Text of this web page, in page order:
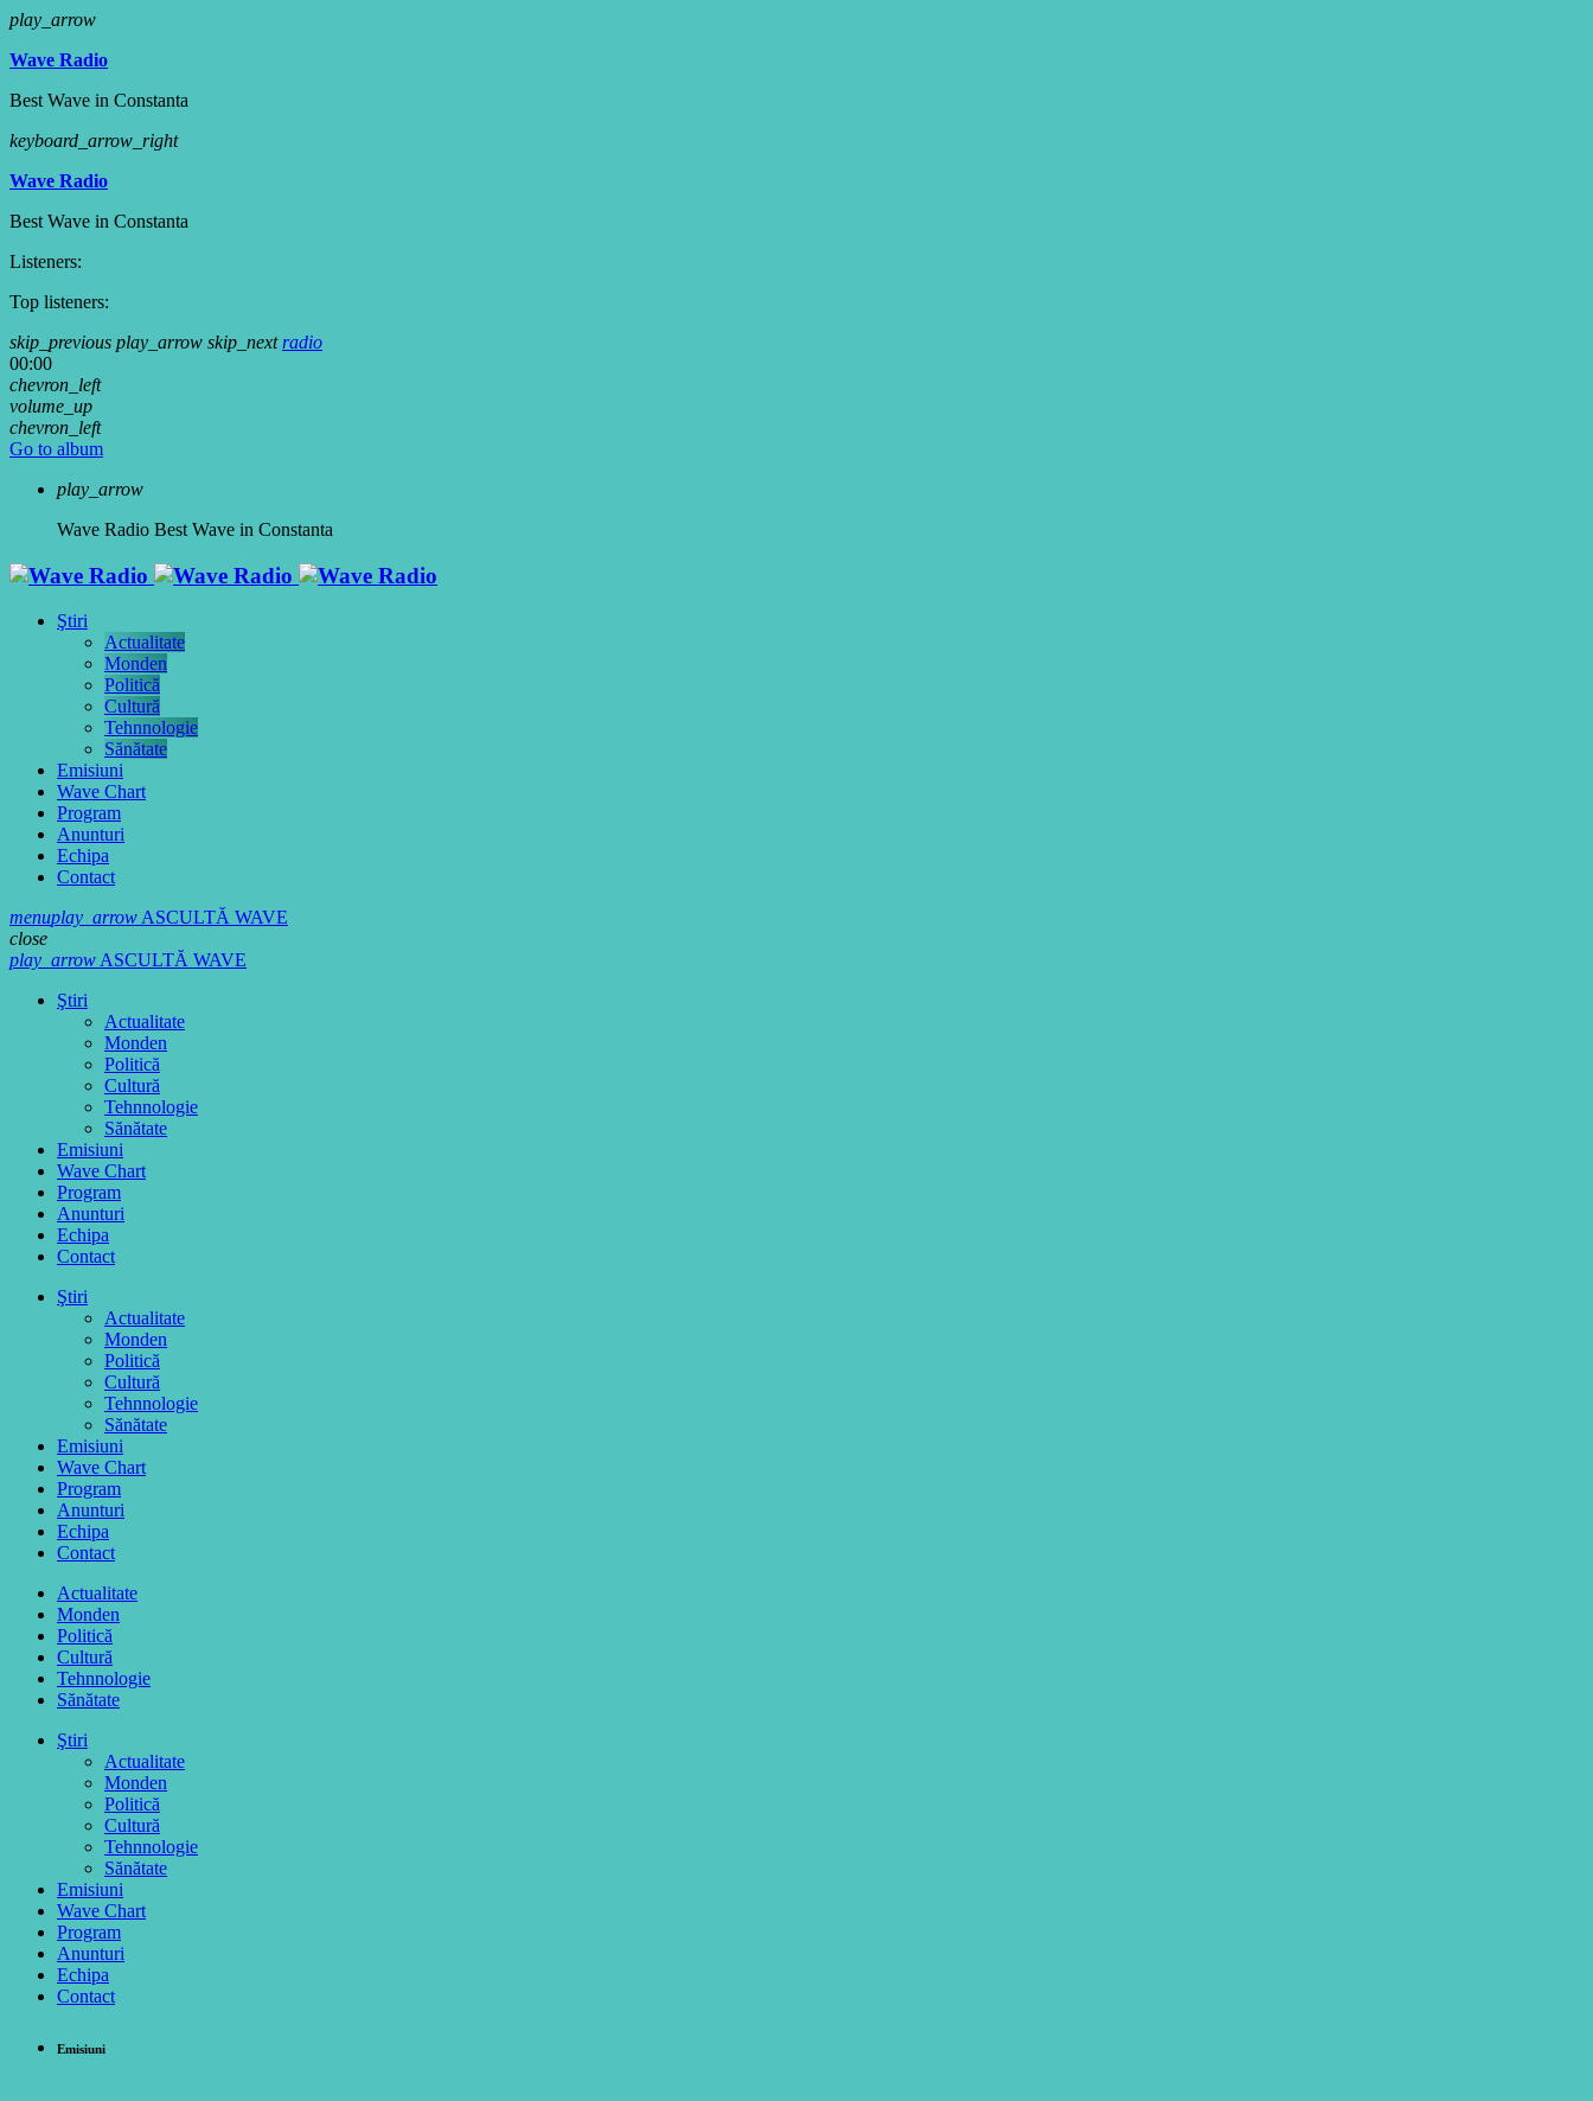
play_arrow
Wave Radio
Best Wave in Constanta
keyboard_arrow_right
Wave Radio
Best Wave in Constanta
Listeners:
Top listeners:
skip_previous play_arrow skip_next radio
00:00
chevron_left
volume_up
chevron_left
Go to album
play_arrow
Wave Radio Best Wave in Constanta
Ştiri
Actualitate
Monden
Politică
Cultură
Tehnnologie
Sănătate
Emisiuni
Wave Chart
Program
Anunturi
Echipa
Contact
menuplay_arrowASCULTĂ WAVE
close
play_arrowASCULTĂ WAVE
Ştiri
Actualitate
Monden
Politică
Cultură
Tehnnologie
Sănătate
Emisiuni
Wave Chart
Program
Anunturi
Echipa
Contact
Ştiri
Actualitate
Monden
Politică
Cultură
Tehnnologie
Sănătate
Emisiuni
Wave Chart
Program
Anunturi
Echipa
Contact
Actualitate
Monden
Politică
Cultură
Tehnnologie
Sănătate
Ştiri
Actualitate
Monden
Politică
Cultură
Tehnnologie
Sănătate
Emisiuni
Wave Chart
Program
Anunturi
Echipa
Contact
Emisiuni